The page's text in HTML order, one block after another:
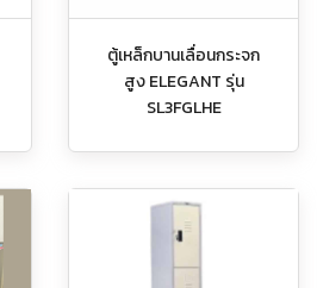
ตู้เหล็กบานเลื่อนกระจก
สูง ELEGANT รุ่น
SL3FGLHE